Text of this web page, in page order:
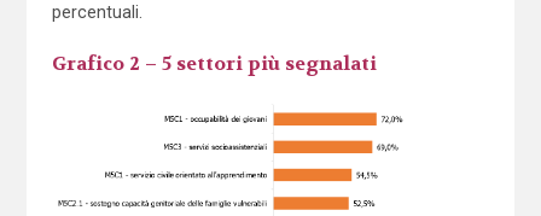
percentuali.
Grafico 2 – 5 settori più segnalati